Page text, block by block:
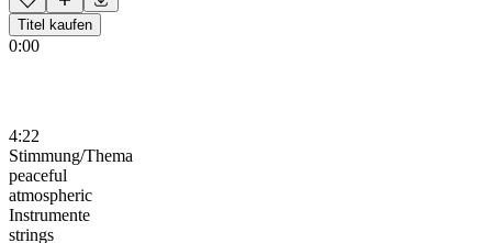
Titel kaufen
0:00
4:22
Stimmung/Thema
peaceful
atmospheric
Instrumente
strings